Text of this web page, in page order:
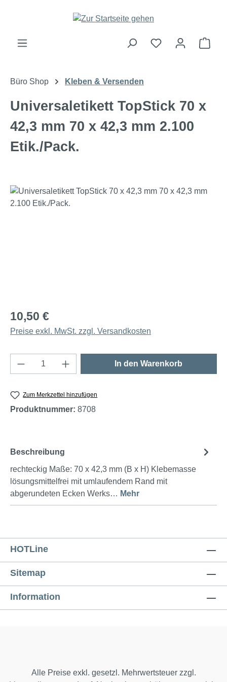
Zum Hauptinhalt springen
Büro Shop Kleben & Versenden
Universaletikett TopStick 70 x
42,3 mm 70 x 42,3 mm 2.100
Etik./Pack.
Bildergalerie überspringen
10,50 €
Preise exkl. MwSt. zzgl. Versandkosten
Produkt Anzahl: Gib den gewünschten
In den Warenkorb
Zum Merkzettel hinzufügen
Produktnummer: 8708
Beschreibung
rechteckig Maße: 70 x 42,3 mm (B x H) Klebemasse
lösungsmittelfrei mit umlaufendem Rand mit
abgerundeten Ecken Werks… Mehr
HOTLine
Sitemap
Information
Alle Preise exkl. gesetzl. Mehrwertsteuer zzgl.